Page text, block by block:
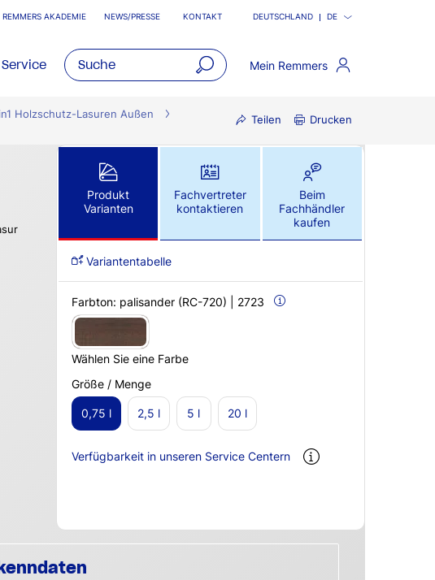
REMMERS AKADEMIE NEWS/PRESSE KONTAKT DEUTSCHLAND DE
Service Mein Remmers
Holzschutz-Lasuren Außen
Teilen Drucken
Produkt
Varianten
Fachvertreter
kontaktieren
Beim
Fachhändler
kaufen
Variantentabelle
Farbton: palisander (RC-720) | 2723
Wählen Sie eine Farbe
Größe / Menge
0,75 l 2,5 l 5 l 20 l
Verfügbarkeit in unseren Service Centern